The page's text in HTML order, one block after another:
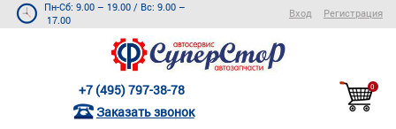
Пн-Сб: 9.00 – 19.00 / Вс: 9.00 –
17.00
Вход Регистрация
+7 (495) 797-38-78
Заказать звонок
0